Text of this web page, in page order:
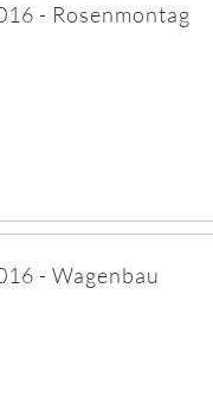
- Rosenmontag
- Wagenbau